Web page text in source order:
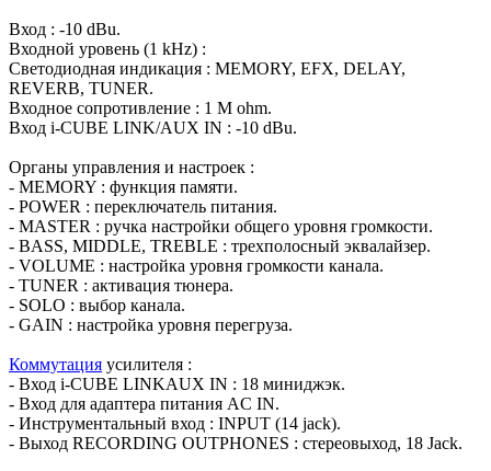
Вход : -10 dBu.
Входной уровень (1 kHz) :
Светодиодная индикация : MEMORY, EFX, DELAY,
REVERB, TUNER.
Входное сопротивление : 1 M ohm.
Вход i-CUBE LINK/AUX IN : -10 dBu.
Органы управления и настроек :
- MEMORY : функция памяти.
- POWER : переключатель питания.
- MASTER : ручка настройки общего уровня громкости.
- BASS, MIDDLE, TREBLE : трехполосный эквалайзер.
- VOLUME : настройка уровня громкости канала.
- TUNER : активация тюнера.
- SOLO : выбор канала.
- GAIN : настройка уровня перегруза.
Коммутация усилителя :
- Вход i-CUBE LINKAUX IN : 18 миниджэк.
- Вход для адаптера питания AC IN.
- Инструментальный вход : INPUT (14 jack).
- Выход RECORDING OUTPHONES : стереовыход, 18 Jack.